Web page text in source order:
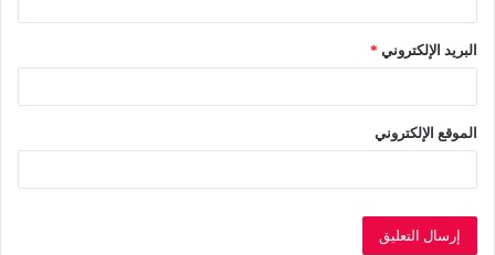
البريد الإلكتروني *
الموقع الإلكتروني